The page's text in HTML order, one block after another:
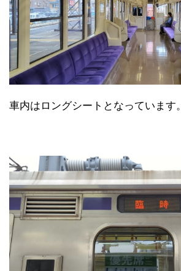
車内はロングシートとなっています。